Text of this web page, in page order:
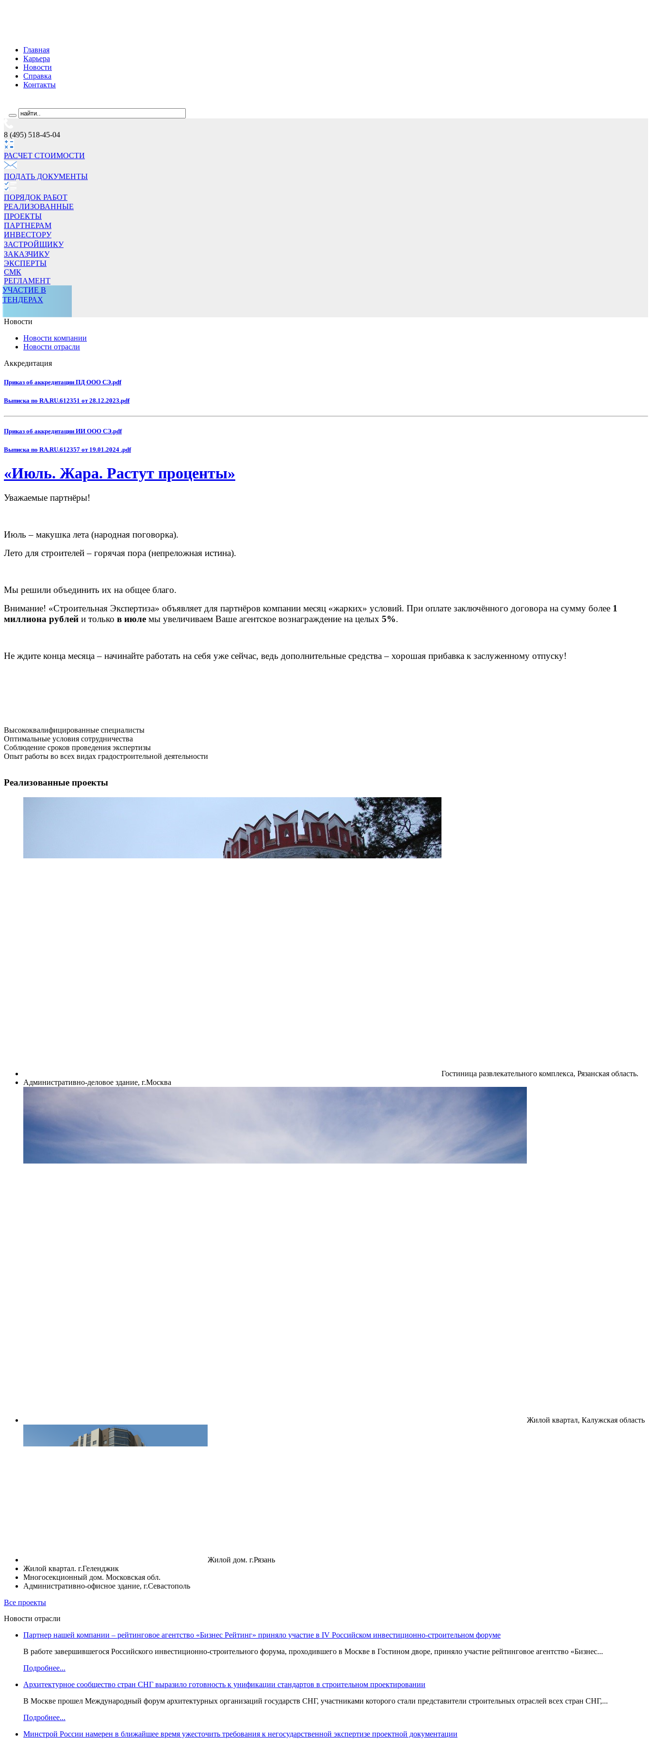
Главная
Карьера
Новости
Справка
Контакты
8 (495) 518-45-04
РАСЧЕТ СТОИМОCТИ
ПОДАТЬ ДОКУМЕНТЫ
ПОРЯДОК РАБОТ
РЕАЛИЗОВАННЫЕ
ПРОЕКТЫ
ПАРТНЕРАМ
ИНВЕСТОРУ
ЗАСТРОЙЩИКУ
ЗАКАЗЧИКУ
ЭКСПЕРТЫ
СМК
РЕГЛАМЕНТ
УЧАСТИЕ В
ТЕНДЕРАХ
Новости
Новости компании
Новости отрасли
Аккредитация
Приказ об аккредитации ПД ООО СЭ.pdf
Выписка по RA.RU.612351 от 28.12.2023.pdf
Приказ об аккредитации ИИ ООО СЭ.pdf
Выписка по RA.RU.612357 от 19.01.2024 .pdf
«Июль. Жара. Растут проценты»
Уважаемые партнёры!
Июль – макушка лета (народная поговорка).
Лето для строителей – горячая пора (непреложная истина).
Мы решили объединить их на общее благо.
Внимание! «Строительная Экспертиза» объявляет для партнёров компании месяц «жарких» условий. При оплате заключённого договора на сумму более 1
миллиона рублей и только в июле мы увеличиваем Ваше агентское вознаграждение на целых 5%.
Не ждите конца месяца – начинайте работать на себя уже сейчас, ведь дополнительные средства – хорошая прибавка к заслуженному отпуску!
Высококвалифицированные специалисты
Оптимальные условия сотрудничества
Соблюдение сроков проведения экспертизы
Опыт работы во всех видах градостроительной деятельности
Реализованные проекты
Гостиница развлекательного комплекса, Рязанская область.
Административно-деловое здание, г.Москва
Жилой квартал, Калужская область
Жилой дом. г.Рязань
Жилой квартал. г.Геленджик
Многосекционный дом. Московская обл.
Административно-офисное здание, г.Севастополь
Все проекты
Новости отрасли
Партнер нашей компании – рейтинговое агентство «Бизнес Рейтинг» приняло участие в IV Российском инвестиционно-строительном форуме
В работе завершившегося Российского инвестиционно-строительного форума, проходившего в Москве в Гостином дворе, приняло участие рейтинговое агентство «Бизнес...
Подробнее...
Архитектурное сообщество стран СНГ выразило готовность к унификации стандартов в строительном проектировании
В Москве прошел Международный форум архитектурных организаций государств СНГ, участниками которого стали представители строительных отраслей всех стран СНГ,...
Подробнее...
Минстрой России намерен в ближайшее время ужесточить требования к негосударственной экспертизе проектной документации